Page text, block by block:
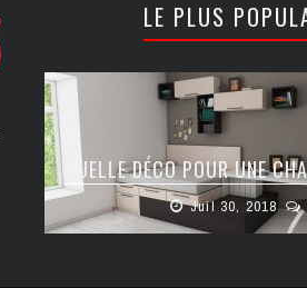
LE PLUS
QUELLE DÉCO POUR UNE
Juil 30, 2018